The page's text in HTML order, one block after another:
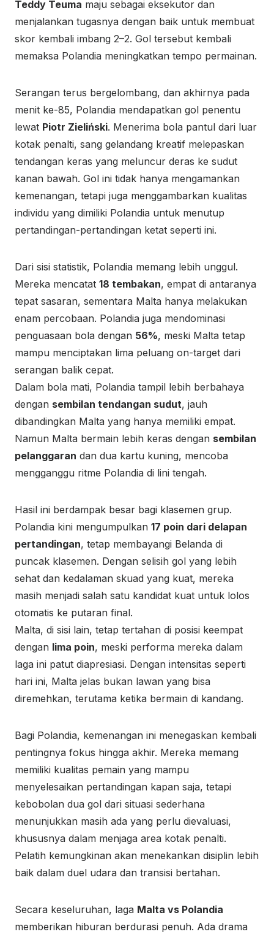
Teddy Teuma maju sebagai eksekutor dan
menjalankan tugasnya dengan baik untuk membuat
skor kembali imbang 2–2. Gol tersebut kembali
memaksa Polandia meningkatkan tempo permainan.
Serangan terus bergelombang, dan akhirnya pada
menit ke-85, Polandia mendapatkan gol penentu
lewat Piotr Zieliński. Menerima bola pantul dari luar
kotak penalti, sang gelandang kreatif melepaskan
tendangan keras yang meluncur deras ke sudut
kanan bawah. Gol ini tidak hanya mengamankan
kemenangan, tetapi juga menggambarkan kualitas
individu yang dimiliki Polandia untuk menutup
pertandingan-pertandingan ketat seperti ini.
Dari sisi statistik, Polandia memang lebih unggul.
Mereka mencatat 18 tembakan, empat di antaranya
tepat sasaran, sementara Malta hanya melakukan
enam percobaan. Polandia juga mendominasi
penguasaan bola dengan 56%, meski Malta tetap
mampu menciptakan lima peluang on-target dari
serangan balik cepat.
Dalam bola mati, Polandia tampil lebih berbahaya
dengan sembilan tendangan sudut, jauh
dibandingkan Malta yang hanya memiliki empat.
Namun Malta bermain lebih keras dengan sembilan
pelanggaran dan dua kartu kuning, mencoba
mengganggu ritme Polandia di lini tengah.
Hasil ini berdampak besar bagi klasemen grup.
Polandia kini mengumpulkan 17 poin dari delapan
pertandingan, tetap membayangi Belanda di
puncak klasemen. Dengan selisih gol yang lebih
sehat dan kedalaman skuad yang kuat, mereka
masih menjadi salah satu kandidat kuat untuk lolos
otomatis ke putaran final.
Malta, di sisi lain, tetap tertahan di posisi keempat
dengan lima poin, meski performa mereka dalam
laga ini patut diapresiasi. Dengan intensitas seperti
hari ini, Malta jelas bukan lawan yang bisa
diremehkan, terutama ketika bermain di kandang.
Bagi Polandia, kemenangan ini menegaskan kembali
pentingnya fokus hingga akhir. Mereka memang
memiliki kualitas pemain yang mampu
menyelesaikan pertandingan kapan saja, tetapi
kebobolan dua gol dari situasi sederhana
menunjukkan masih ada yang perlu dievaluasi,
khususnya dalam menjaga area kotak penalti.
Pelatih kemungkinan akan menekankan disiplin lebih
baik dalam duel udara dan transisi bertahan.
Secara keseluruhan, laga Malta vs Polandia
memberikan hiburan berdurasi penuh. Ada drama